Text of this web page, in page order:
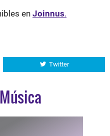
en Joinnus.
Twitter